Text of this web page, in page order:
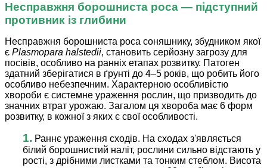
Несправжня борошниста роса — підступний
противник із глибини
Несправжня борошниста роса соняшнику, збудником якої
є Plasmopara halstedii, становить серйозну загрозу для
посівів, особливо на ранніх етапах розвитку. Патоген
здатний зберігатися в ґрунті до 4–5 років, що робить його
особливо небезпечним. Характерною особливістю
хвороби є системне ураження рослин, що призводить до
значних втрат урожаю. Загалом ця хвороба має 6 форм
розвитку, в кожної з яких є свої особливості.
1. Раннє ураження сходів. На сходах з'являється
білий борошнистий наліт, рослини сильно відстають у
рості, з дрібними листками та тонким стеблом. Висота